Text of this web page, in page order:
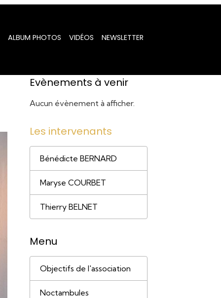
ALBUM PHOTOS VIDÉOS NEWSLETTER
Evènements à venir
Aucun évènement à afficher.
Les intervenants
Bénédicte BERNARD
Maryse COURBET
Thierry BELNET
Menu
Objectifs de l'association
Noctambules